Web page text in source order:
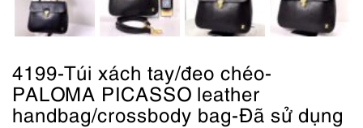
4199-Túi xách tay/đeo chéo-
PALOMA PICASSO leather
handbag/crossbody bag-Đã sử dụng